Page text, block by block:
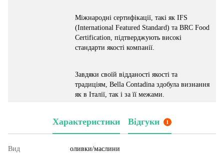
Міжнародні сертифікації, такі як IFS
(International Featured Standard) та BRC Food
Certification, підтверджують високі
стандарти якості компанії.
Завдяки своїй відданості якості та
традиціям, Bella Contadina здобула визнання
як в Італії, так і за її межами.
Характеристики Відгуки 1
Вид
оливки/маслини